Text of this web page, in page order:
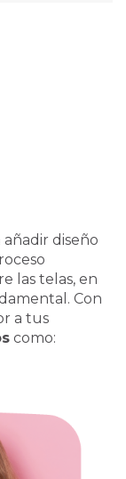
añadir diseño
las telas, en
Con
a tus
como: